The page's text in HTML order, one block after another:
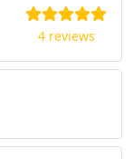
4 reviews